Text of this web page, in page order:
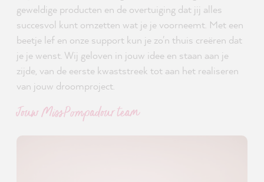
geweldige producten en de overtuiging dat jij alles
succesvol kunt omzetten wat je je voorneemt. Met een
beetje lef en onze support kun je zo'n thuis creëren dat
je je wenst. Wij geloven in jouw idee en staan aan je
zijde, van de eerste kwaststreek tot aan het realiseren
van jouw droomproject.
Jouw MissPompadour team